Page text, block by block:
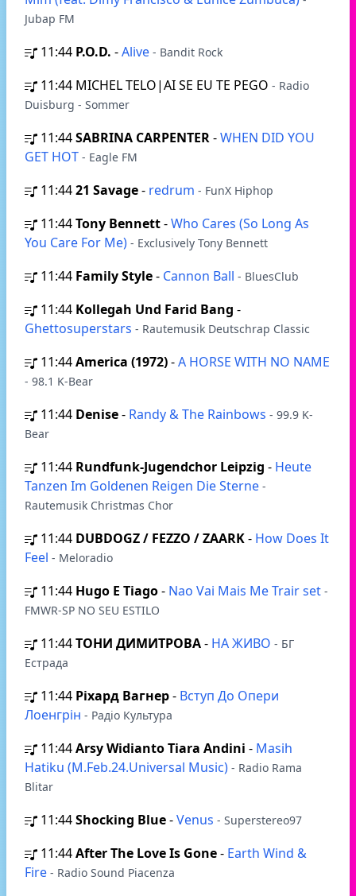
Jubap FM
11:44 P.O.D. -Alive - Bandit Rock
11:44 MICHEL TELO|AI SE EU TE PEGO - Radio
Duisburg - Sommer
11:44SABRINA CARPENTER-WHEN DID YOU
GET HOT - Eagle FM
11:4421 Savage- redrum - FunX Hiphop
11:44Tony Bennett-Who Cares (So Long As
You Care For Me) - Exclusively Tony Bennett
11:44 Family Style- Cannon Ball - BluesClub
11:44 Kollegah Und Farid Bang -
Ghettosuperstars - Rautemusik Deutschrap Classic
11:44America (1972)-A HORSE WITH NO NAME
- 98.1 K-Bear
11:44 Denise- Randy & The Rainbows - 99.9 K-
Bear
11:44 Rundfunk-Jugendchor Leipzig - Heute
Tanzen Im Goldenen Reigen Die Sterne -
Rautemusik Christmas Chor
11:44 DUBDOGZ / FEZZO / ZAARK- How Does It
Feel - Meloradio
11:44 Hugo E Tiago- Nao Vai Mais Me Trair set -
FMWR-SP NO SEU ESTILO
11:44ТОНИ ДИМИТРОВА- НА ЖИВО - БГ
Естрада
11:44 Ріхард Вагнер- Вступ До Опери
Лоенгрін - Радіо Культура
11:44Arsy Widianto Tiara Andini - Masih
Hatiku (M.Feb.24.Universal Music) - Radio Rama
Blitar
11:44Shocking Blue-Venus - Superstereo97
11:44After The Love Is Gone- Earth Wind &
Fire - Radio Sound Piacenza